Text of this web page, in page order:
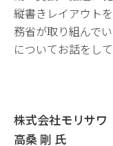
縦書きレイアウト
務省が取り組んで
についてお話をし
株式会社モリサワ
高桑 剛 氏